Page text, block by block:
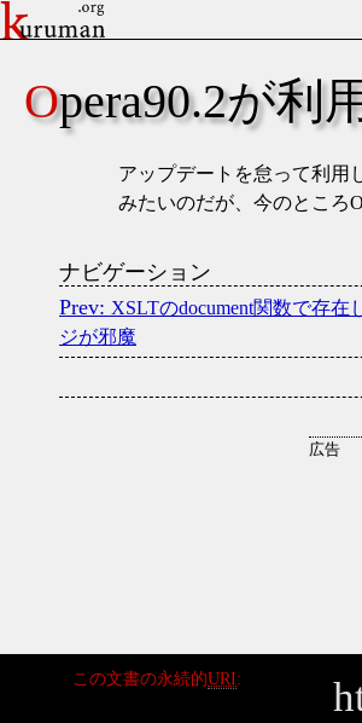
Opera90.2が
アップデートを怠って利用
みたいのだが、今のところ
ナビゲーション
XSLTのdocument関数で存
ジが邪魔
この文書の永続的URI